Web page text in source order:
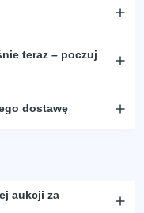
teraz – poczuj
dostawę
aukcji za